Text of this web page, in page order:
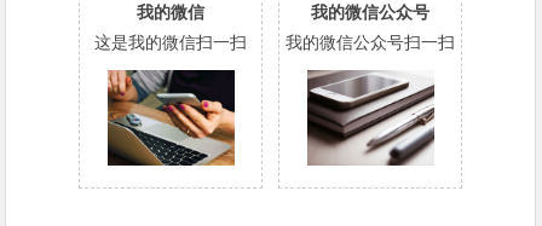
我的微信
这是我的微信扫一扫
我的微信公众号
我的微信公众号扫一扫